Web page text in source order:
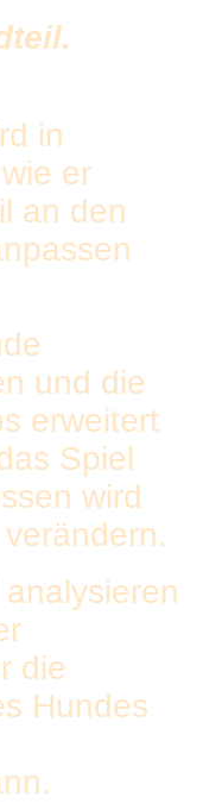
in
er
an den
und die
erweitert
Spiel
wird
die
Hundes